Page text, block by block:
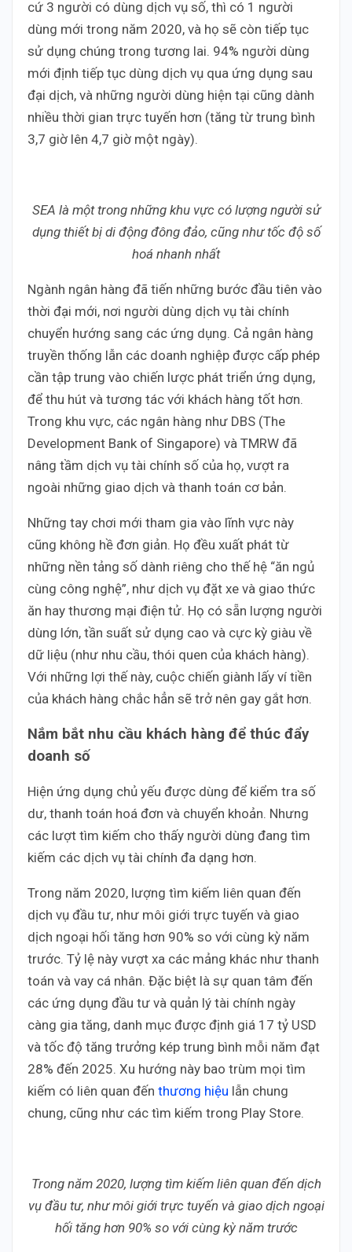
cứ 3 người có dùng dịch vụ số, thì có 1 người
dùng mới trong năm 2020, và họ sẽ còn tiếp tục
sử dụng chúng trong tương lai. 94% người dùng
mới định tiếp tục dùng dịch vụ qua ứng dụng sau
đại dịch, và những người dùng hiện tại cũng dành
nhiều thời gian trực tuyến hơn (tăng từ trung bình
3,7 giờ lên 4,7 giờ một ngày).
SEA là một trong những khu vực có lượng người sử
dụng thiết bị di động đông đảo, cũng như tốc độ số
hoá nhanh nhất
Ngành ngân hàng đã tiến những bước đầu tiên vào
thời đại mới, nơi người dùng dịch vụ tài chính
chuyển hướng sang các ứng dụng. Cả ngân hàng
truyền thống lẫn các doanh nghiệp được cấp phép
cần tập trung vào chiến lược phát triển ứng dụng,
để thu hút và tương tác với khách hàng tốt hơn.
Trong khu vực, các ngân hàng như DBS (The
Development Bank of Singapore) và TMRW đã
nâng tầm dịch vụ tài chính số của họ, vượt ra
ngoài những giao dịch và thanh toán cơ bản.
Những tay chơi mới tham gia vào lĩnh vực này
cũng không hề đơn giản. Họ đều xuất phát từ
những nền tảng số dành riêng cho thế hệ “ăn ngủ
cùng công nghệ”, như dịch vụ đặt xe và giao thức
ăn hay thương mại điện tử. Họ có sẵn lượng người
dùng lớn, tần suất sử dụng cao và cực kỳ giàu về
dữ liệu (như nhu cầu, thói quen của khách hàng).
Với những lợi thế này, cuộc chiến giành lấy ví tiền
của khách hàng chắc hẳn sẽ trở nên gay gắt hơn.
Nắm bắt nhu cầu khách hàng để thúc đẩy
doanh số
Hiện ứng dụng chủ yếu được dùng để kiểm tra số
dư, thanh toán hoá đơn và chuyển khoản. Nhưng
các lượt tìm kiếm cho thấy người dùng đang tìm
kiếm các dịch vụ tài chính đa dạng hơn.
Trong năm 2020, lượng tìm kiếm liên quan đến
dịch vụ đầu tư, như môi giới trực tuyến và giao
dịch ngoại hối tăng hơn 90% so với cùng kỳ năm
trước. Tỷ lệ này vượt xa các mảng khác như thanh
toán và vay cá nhân. Đặc biệt là sự quan tâm đến
các ứng dụng đầu tư và quản lý tài chính ngày
càng gia tăng, danh mục được định giá 17 tỷ USD
và tốc độ tăng trưởng kép trung bình mỗi năm đạt
28% đến 2025. Xu hướng này bao trùm mọi tìm
kiếm có liên quan đến thương hiệu lẫn chung
chung, cũng như các tìm kiếm trong Play Store.
Trong năm 2020, lượng tìm kiếm liên quan đến dịch
vụ đầu tư, như môi giới trực tuyến và giao dịch ngoại
hối tăng hơn 90% so với cùng kỳ năm trước